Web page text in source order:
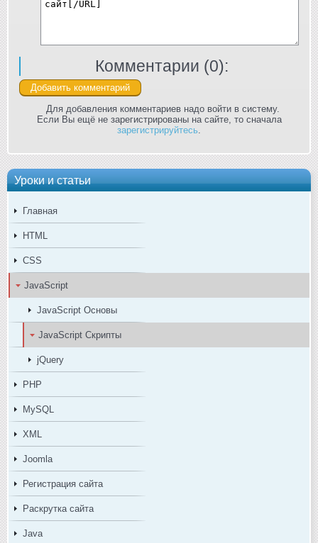
Уроки и статьи
Главная
HTML
CSS
JavaScript
JavaScript Основы
JavaScript Скрипты
jQuery
PHP
MySQL
XML
Joomla
Регистрация сайта
Раскрутка сайта
Java
Комментарии (0):
Для добавления комментариев надо войти в систему.
Если Вы ещё не зарегистрированы на сайте, то сначала
зарегистрируйтесь.